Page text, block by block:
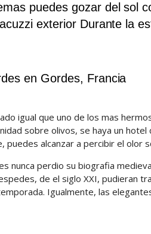
puedes gozar del sol
exterior Durante la
en Gordes, Francia
igual que uno de los mas
sobre olivos, se haya un
puedes alcanzar a percibir el olor
nunca perdio su biografia
de el siglo XXI, pudieran
Igualmente, las